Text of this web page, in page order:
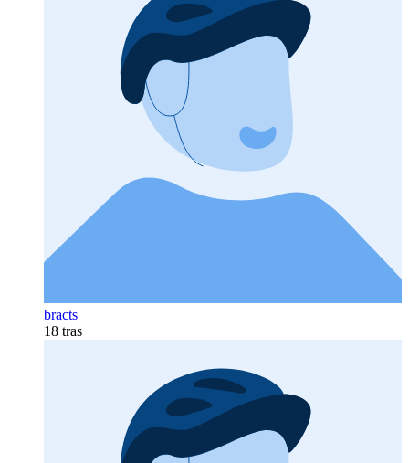
bracts
18 tras